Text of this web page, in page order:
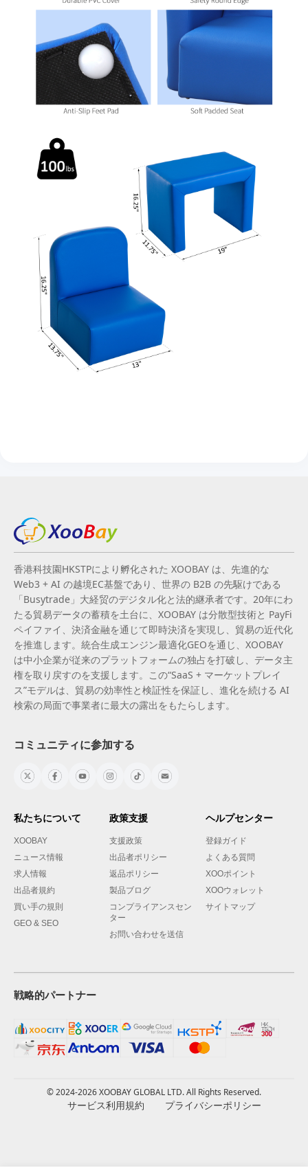
香港科技園HKSTPにより孵化された XOOBAY は、先進的な
Web3 + AI の越境EC基盤であり、世界の B2B の先駆けである
「Busytrade」大経贸のデジタル化と法的継承者です。20年にわ
たる貿易データの蓄積を土台に、XOOBAY は分散型技術と PayFi
ペイファイ、決済金融を通じて即時決済を実現し、貿易の近代化
を推進します。統合生成エンジン最適化GEOを通じ、XOOBAY
は中小企業が従来のプラットフォームの独占を打破し、データ主
権を取り戻すのを支援します。この“SaaS + マーケットプレイ
ス”モデルは、貿易の効率性と検証性を保証し、進化を続ける AI
検索の局面で事業者に最大の露出をもたらします。
コミュニティに参加する
私たちについて
XOOBAY
ニュース情報
求人情報
出品者規約
買い手の規則
GEO & SEO
政策支援
支援政策
出品者ポリシー
返品ポリシー
製品ブログ
コンプライアンスセン
ター
お問い合わせを送信
ヘルプセンター
登録ガイド
よくある質問
XOOポイント
XOOウォレット
サイトマップ
戦略的パートナー
© 2024-2026 XOOBAY GLOBAL LTD. All Rights Reserved.
サービス利用規約 プライバシーポリシー